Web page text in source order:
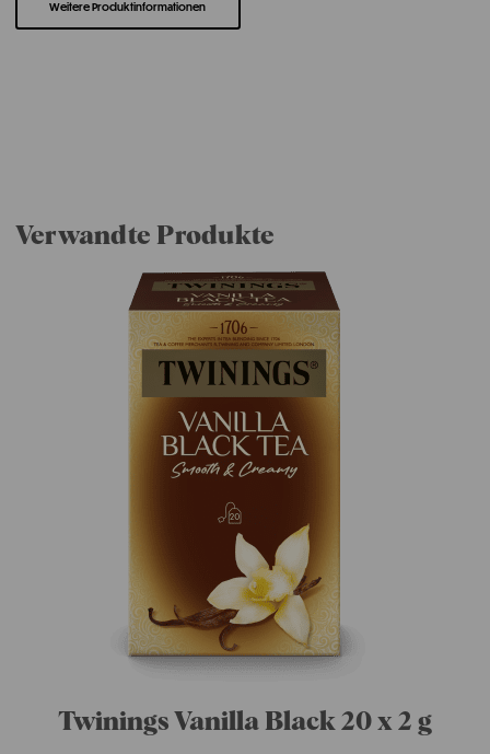
Weitere Produktinformationen
Verwandte Produkte
Twinings Vanilla Black 20 x 2 g